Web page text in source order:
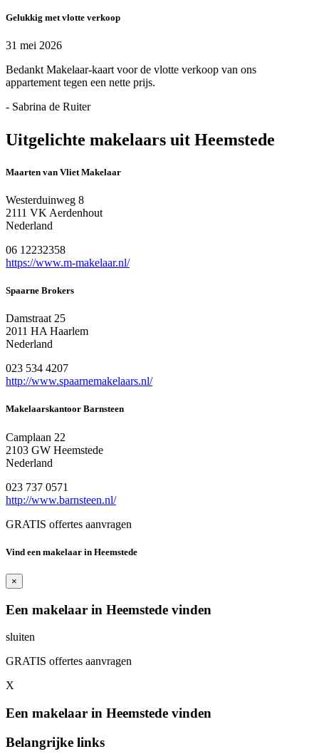
Gelukkig met vlotte verkoop
31 mei 2026
Bedankt Makelaar-kaart voor de vlotte verkoop van ons
appartement tegen een nette prijs.
- Sabrina de Ruiter
Uitgelichte makelaars uit Heemstede
Maarten van Vliet Makelaar
Westerduinweg 8
2111 VK Aerdenhout
Nederland
06 12232358
https://www.m-makelaar.nl/
Spaarne Brokers
Damstraat 25
2011 HA Haarlem
Nederland
023 534 4207
http://www.spaarnemakelaars.nl/
Makelaarskantoor Barnsteen
Camplaan 22
2103 GW Heemstede
Nederland
023 737 0571
http://www.barnsteen.nl/
GRATIS offertes aanvragen
Vind een makelaar in Heemstede
×
Een makelaar in Heemstede vinden
sluiten
GRATIS offertes aanvragen
X
Een makelaar in Heemstede vinden
Belangrijke links